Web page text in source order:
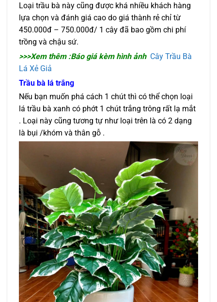
Loại trầu bà này cũng được khá nhiều khách hàng
lựa chọn và đánh giá cao do giá thành rẻ chỉ từ
450.000đ – 750.000đ/ 1 cây đã bao gồm chi phí
trồng và chậu sứ.
>>>Xem thêm :Báo giá kèm hình ảnh Cây Trầu Bà
Lá Xẻ Giả
Trầu bà lá trắng
Nếu bạn muốn phá cách 1 chút thì có thể chọn loại
lá trầu bà xanh có phớt 1 chút trắng trông rất lạ mắt
. Loại này cũng tương tự như loại trên là có 2 dạng
là bụi /khóm và thân gỗ .